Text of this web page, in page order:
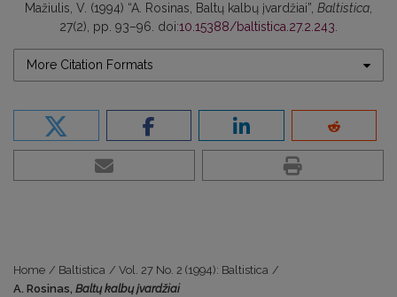
Mažiulis, V. (1994) “A. Rosinas, Baltų kalbų įvardžiai”, Baltistica,
27(2), pp. 93–96. doi:10.15388/baltistica.27.2.243.
More Citation Formats
Home / Baltistica / Vol. 27 No. 2 (1994): Baltistica /
A. Rosinas, Baltų kalbų įvardžiai